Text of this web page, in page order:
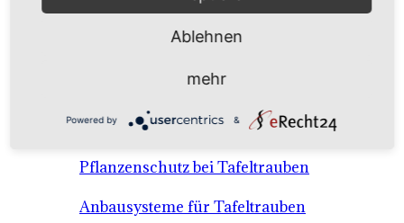
Anbausysteme & Recht
Tafeltrauben A-Z Sortenbeschreibungen
Tafeltraubenanbau - rechtliche
Voraussetzungen
Pflanzenschutz bei Tafeltrauben
Anbausysteme für Tafeltrauben
Ablehnen
mehr
Powered by &